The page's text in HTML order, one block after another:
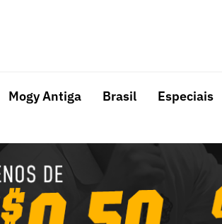
Mogy Antiga Brasil Especiais